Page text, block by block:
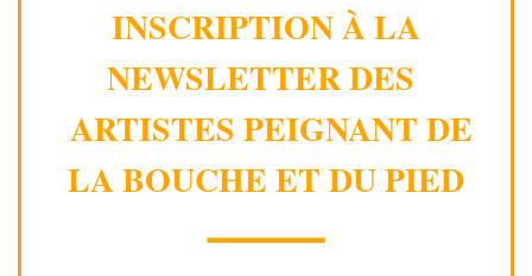
INSCRIPTION À LA
NEWSLETTER DES
ARTISTES PEIGNANT DE
LA BOUCHE ET DU PIED
⸻